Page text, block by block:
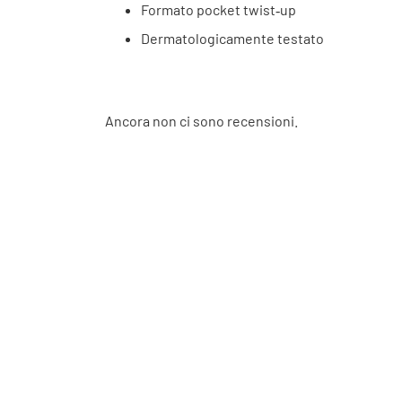
Formato pocket twist‑up
Dermatologicamente testato
Ancora non ci sono recensioni.